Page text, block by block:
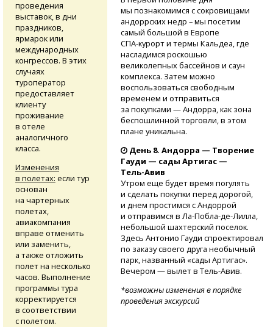
мы познакомимся с сокровищами
андоррских недр – мы посетим
самый большой в Европе
СПА-курорти термы Кальдеа, где
насладимся роскошью
великолепных бассейнов и саун
комплекса. Затем можно
воспользоваться свободным
временем и отправиться
за покупками — Андорра, как зона
беспошлинной торговли, в этом
плане уникальна.
День 8. Андорра — Творение
Гауди — сады Артигас —
Тель-Авив
Утром еще будет время погулять
и сделать покупки перед дорогой,
и днем простимся с Андоррой
и отправимся в Ла-Побла-де-Лилла,
небольшой шахтерский поселок.
Здесь Антонио Гауди спроектировал
по заказу своего друга необычный
парк, названный «сады Артигас».
Вечером — вылет в Тель-Авив.
*возможны изменения в порядке
проведения экскурсий
проведения
выставок, в дни
праздников,
ярмарок или
международных
конгрессов. В этих
случаях
туроператор
предоставляет
клиенту
проживание
в отеле
аналогичного
класса.
Изменения
в полетах: если тур
основан
на чартерных
полетах,
авиакомпания
вправе отменить
или заменить,
а также отложить
полет на несколько
часов. Выполнение
программы тура
корректируется
в соответствии
с полетом.